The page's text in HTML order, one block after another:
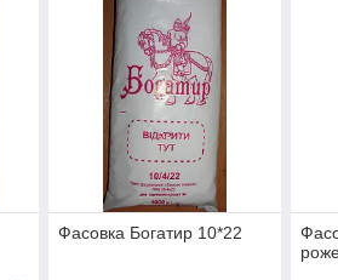
Фасовка Богатир 10*22